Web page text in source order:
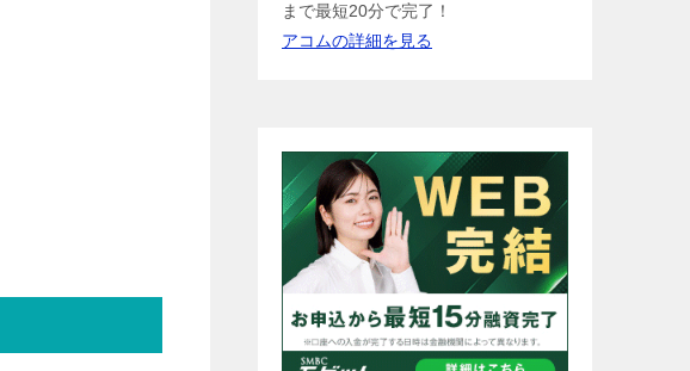
まで最短20分で完了！
アコムの詳細を見る